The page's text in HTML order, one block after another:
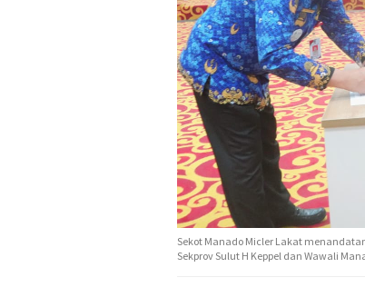
Sekot Manado Micler Lakat
Sekprov Sulut H Keppel dan Wawali